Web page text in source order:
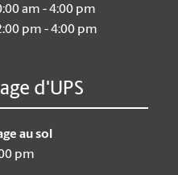
am - 4:00 pm
pm - 4:00 pm
d'UPS
au sol
pm